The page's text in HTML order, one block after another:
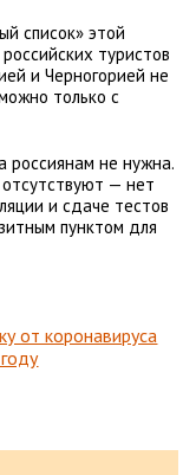
список» этой
туристов
и Черногорией не
только с
россиянам не нужна.
отсутствуют — нет
и сдаче тестов
пунктом для
от коронавируса